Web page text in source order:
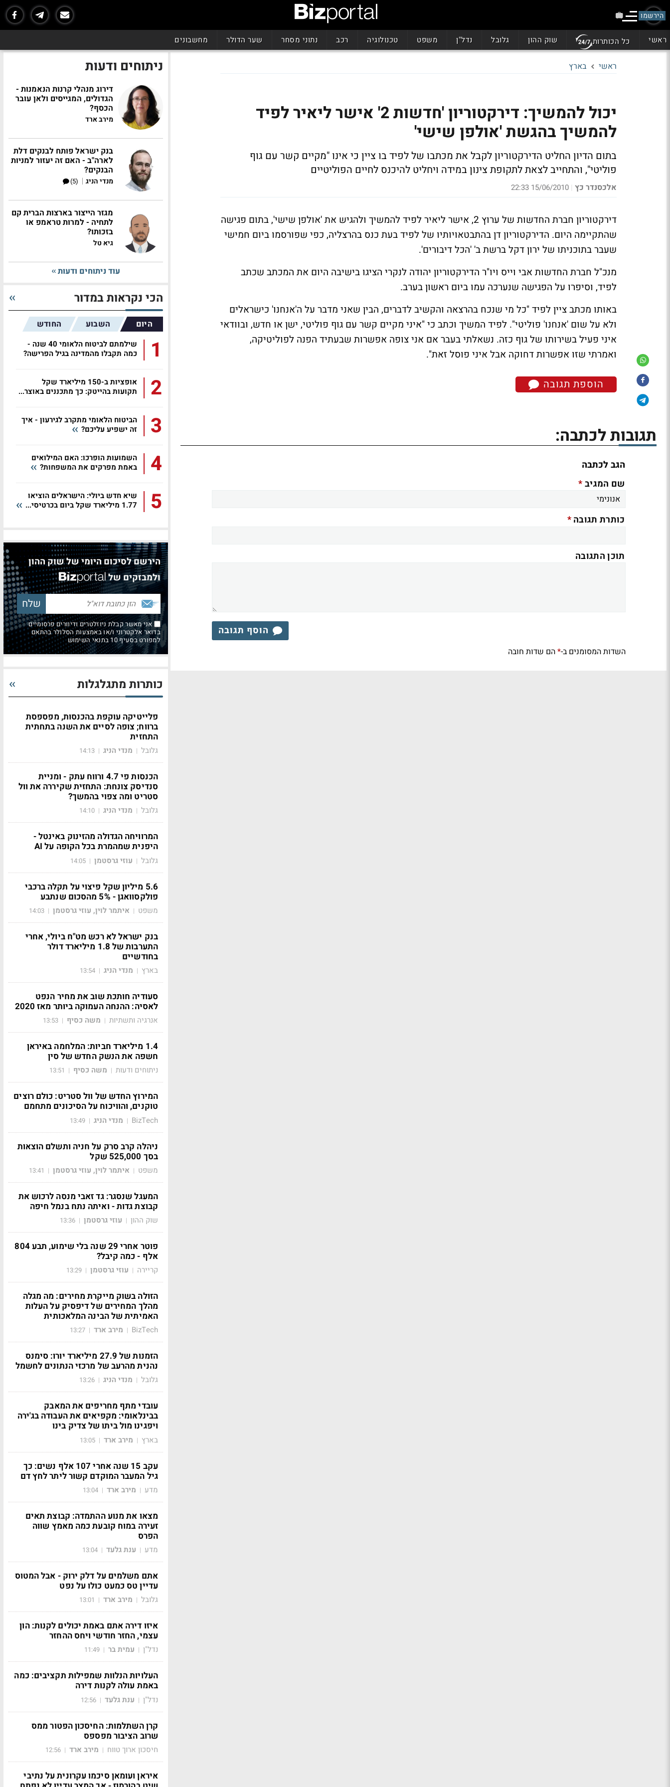
הירשמו
ראשי כל הכותרות שוק ההון גלובל נדל"ן משפט טכנולוגיה רכב נתוני מסחר שער הדולר מחשבונים
ראשי בארץ
יכול להמשיך: דירקטוריון 'חדשות 2' אישר ליאיר לפיד
להמשיך בהגשת 'אולפן שישי'
בתום הדיון החליט הדירקטוריון לקבל את מכתבו של לפיד בו ציין כי אינו "מקיים קשר עם גוף
פוליטי", והתחייב לצאת לתקופת צינון במידה ויחליט להיכנס לחיים הפוליטיים
אלכסנדר כץ |
15/06/2010 22:33
דירקטוריון חברת החדשות של ערוץ 2, אישר ליאיר לפיד להמשיך ולהגיש את 'אולפן שישי', בתום פגישה
שהתקיימה היום. הדירקטוריון דן בהתבטאויותיו של לפיד בעת כנס בהרצליה, כפי שפורסמו ביום חמישי
שעבר בתוכניתו של ירון דקל ברשת ב' 'הכל דיבורים'.
מנכ"ל חברת החדשות אבי וייס ויו"ר הדירקטוריון יהודה לנקרי הציגו בישיבה היום את המכתב שכתב
לפיד, וסיפרו על הפגישה שנערכה עמו ביום ראשון בערב.
באותו מכתב ציין לפיד "כל מי שנכח בהרצאה והקשיב לדברים, הבין שאני מדבר על ה'אנחנו' כישראלים
ולא על שום 'אנחנו' פוליטי". לפיד המשיך וכתב כי "איני מקיים קשר עם גוף פוליטי, ישן או חדש, ובוודאי
איני פעיל בשירותו של גוף כזה. נשאלתי בעבר אם אני צופה אפשרות שבעתיד הפנה לפוליטיקה,
ואמרתי שזו אפשרות דחוקה אבל איני פוסל זאת".
הוספת תגובה
תגובות לכתבה:
הגב לכתבה
שם המגיב*
כותרת תגובה*
תוכן התגובה
הוסף תגובה
השדות המסומנים ב-*הם שדות חובה
ניתוחים ודעות
דירוג מנהלי קרנות הנאמנות -
הגדולים, המגייסים ולאן עובר
הכסף?
מירב ארד
בנק ישראל פותח לבנקים דלת
לארה"ב - האם זה יעזור למניות
הבנקים?
מנדי הניג |
(5)
מגזר הייצור בארצות הברית קם
לתחיה - למרות טראמפ או
בזכותו?
גיא טל
עוד ניתוחים ודעות
הכי נקראות במדור
היום השבוע החודש
1
שילמתם לביטוח הלאומי 40 שנה -
כמה תקבלו מהמדינה בגיל הפרישה?
2
אופציות ב-150 מיליארד שקל
תקועות בהייטק: כך מתכננים באוצר...
3
הביטוח הלאומי מתקרב לגירעון - איך
זה ישפיע עליכם?
4
השמועות הופרכו: האם המילואים
באמת מפרקים את המשפחות?
5
שיא חדש ביולי: הישראלים הוציאו
1.77 מיליארד שקל ביום בכרטיסי...
הירשם לסיכום היומי של שוק ההון
ולמבזקים של
אני מאשר קבלת ניוזלטרים ודיוורים פרסומיים
בדואר אלקטרוני ו/או באמצעות הסלולר בהתאם
למפורט בסעיף 10 בתנאי השימוש
כותרות מתגלגלות
פלייטיקה עוקפת בהכנסות, מפספסת
ברווח; צופה לסיים את השנה בתחתית
התחזית
גלובל | מנדי הניג |
14:13
הכנסות פי 4.7 ורווח עתק - ומניית
סנדיסק צונחת: התחזית שקיררה את וול
סטריט ומה צפוי בהמשך?
גלובל | מנדי הניג |
14:10
המרוויחה הגדולה מהזינוק באינטל -
היפנית שמהמרת בכל הקופה על AI
גלובל | עוזי גרסטמן |
14:05
5.6 מיליון שקל פיצוי על תקלה ברכבי
פולקסוואגן - 5% מהסכום שנתבע
משפט | איתמר לוין, עוזי גרסטמן |
14:03
בנק ישראל לא רכש מט"ח ביולי, אחרי
התערבות של 1.8 מיליארד דולר
בחודשיים
בארץ | מנדי הניג |
13:54
סעודיה חותכת שוב את מחיר הנפט
לאסיה: ההנחה העמוקה ביותר מאז 2020
אנרגיה ותשתיות | משה כסיף |
13:53
1.4 מיליארד חביות: המלחמה באיראן
חשפה את הנשק החדש של סין
ניתוחים ודעות | משה כסיף |
13:51
המירוץ החדש של וול סטריט: כולם רוצים
טוקנים, והוויכוח על הסיכונים מתחמם
BizTech
| מנדי הניג |
13:49
ניהלה קרב סרק על חניה ותשלם הוצאות
בסך 525,000 שקל
משפט | איתמר לוין, עוזי גרסטמן |
13:41
המעגל שנסגר: גד זאבי מנסה לרכוש את
קבוצת גדות - ואיתה נתח בנמל חיפה
שוק ההון | עוזי גרסטמן |
13:36
פוטר אחרי 29 שנה בלי שימוע, תבע 804
אלף - כמה קיבל?
קריירה | עוזי גרסטמן |
13:29
הזולה בשוק מייקרת מחירים: מה מגלה
מהלך המחירים של דיפסיק על העלות
האמיתית של הבינה המלאכותית
BizTech
| מירב ארד |
13:27
הזמנות של 27.9 מיליארד יורו: סימנס
נהנית מהרעב של מרכזי הנתונים לחשמל
גלובל | מנדי הניג |
13:26
עובדי מתף מחריפים את המאבק
בבינלאומי: מקפיאים את העבודה בג'ירה
ויפגינו מול ביתו של צדיק בינו
בארץ | מירב ארד |
13:05
עקב 15 שנה אחרי 107 אלף נשים: כך
גיל המעבר המוקדם קשור ליתר לחץ דם
מדע | מירב ארד |
13:04
מצאו את מנוע ההתמדה: קבוצת תאים
זעירה במוח קובעת כמה מאמץ שווה
הפרס
מדע | ענת גלעד |
13:04
אתם משלמים על דלק ירוק - אבל המטוס
עדיין טס כמעט כולו על נפט
גלובל | מירב ארד |
13:01
איזו דירה אתם באמת יכולים לקנות: הון
עצמי, החזר חודשי ויחס ההחזר
נדל"ן | עמית בר |
11:49
העלויות הנלוות שמפילות תקציבים: כמה
באמת עולה לקנות דירה
נדל"ן | ענת גלעד |
12:56
קרן השתלמות: החיסכון הפטור ממס
שרוב הציבור מפספס
חיסכון ארוך טווח | מירב ארד |
12:56
איראן ועומאן סיכמו עקרונית על נתיבי